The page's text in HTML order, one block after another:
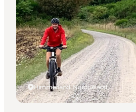
Natur
Städte und Orte
Das passiert
Reiseplanung
Praktische
Himmerland, Nordjütland